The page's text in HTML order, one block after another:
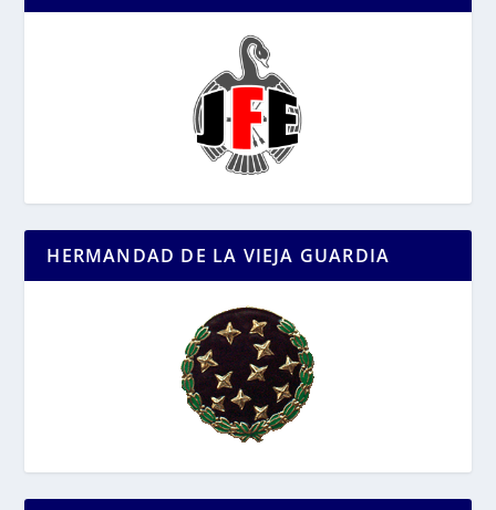
HERMANDAD DE LA VIEJA GUARDIA